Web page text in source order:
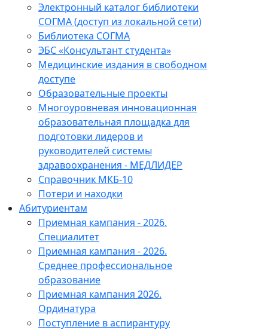
Электронный каталог библиотеки
СОГМА (доступ из локальной сети)
Библиотека СОГМА
ЭБС «Консультант студента»
Медицинские издания в свободном
доступе
Образовательные проекты
Многоуровневая инновационная
образовательная площадка для
подготовки лидеров и
руководителей системы
здравоохранения - МЕДЛИДЕР
Справочник МКБ-10
Потери и находки
Абитуриентам
Приемная кампания - 2026.
Специалитет
Приемная кампания - 2026.
Среднее профессиональное
образование
Приемная кампания 2026.
Ординатура
Поступление в аспирантуру